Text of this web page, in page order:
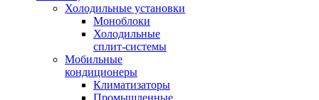
Холодильные установки
Моноблоки
Холодильные
сплит-системы
Мобильные
кондиционеры
Климатизаторы
Промышленные